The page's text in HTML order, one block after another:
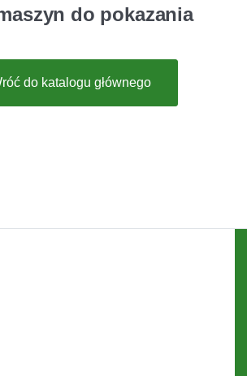
do pokazania
do katalogu głównego